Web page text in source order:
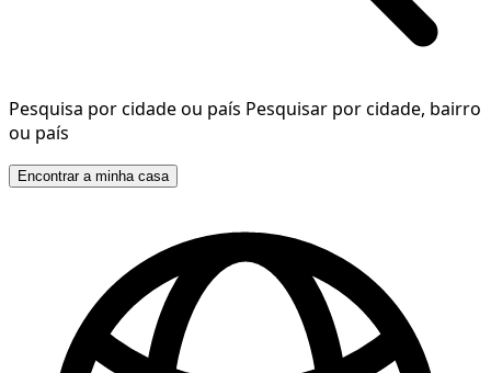
Pesquisa por cidade ou país Pesquisar por cidade, bairro
ou país
Encontrar a minha casa